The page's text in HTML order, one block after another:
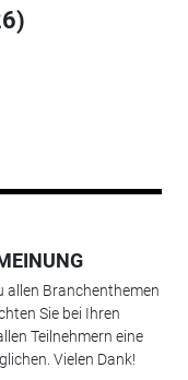
allen Branchenthemen
Sie bei Ihren
Teilnehmern eine
Vielen Dank!